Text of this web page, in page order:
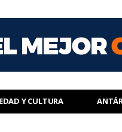
Y CULTURA